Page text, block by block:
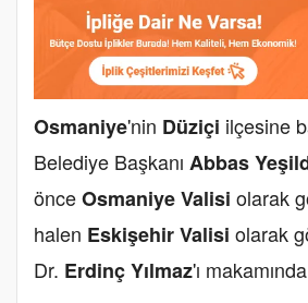
Osmaniye'nin Düziçi ilçesine
Belediye Başkanı Abbas
önceOsmaniye Valisi olarak
halen Eskişehir Valisi olarak
Dr. Erdinç Yılmaz'ı